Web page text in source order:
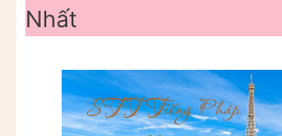
Nhất